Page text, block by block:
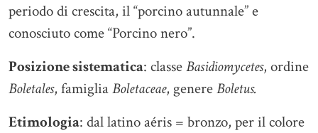
periodo di crescita, il “porcino autunnale” e
conosciuto come “Porcino nero”.
Posizione sistematica: classeBasidiomycetes, ordine
Boletales, famigliaBoletaceae, genereBoletus.
Etimologia: dal latino aéris = bronzo, per il colore